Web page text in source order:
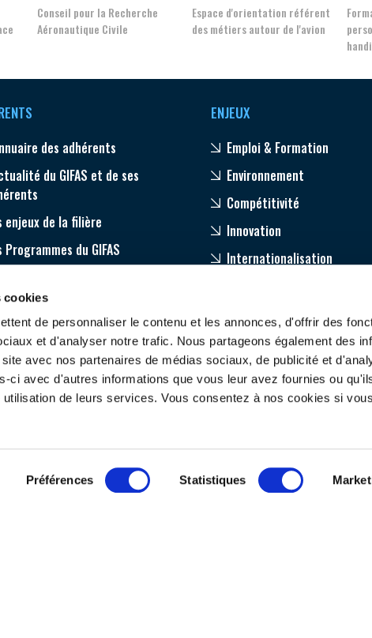
cookies
de personnaliser le contenu et les annonces, d'offrir des
et d'analyser notre trafic. Nous partageons également des
avec nos partenaires de médias sociaux, de publicité et
ci avec d'autres informations que vous leur avez fournies ou
de leurs services. Vous consentez à nos cookies si
Préférences Statistiques
Conseil pour la Recherche
Aéronautique Civile
Espace d'orientation référent
des métiers autour de l'avion
des adhérents
du GIFAS et de ses
enjeux de la filière
Programmes du GIFAS
de nos adhérents
ENJEUX
Emploi & Formation
Environnement
Compétitivité
Innovation
Internationalisation
Découvrez les avantages d'adhérer au
données sectorielles,
DEMANDE